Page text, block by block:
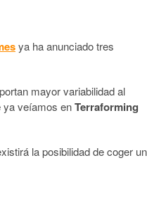
ya ha anunciado tres
mayor variabilidad al
ya veíamos enTerraforming
la posibilidad de coger un